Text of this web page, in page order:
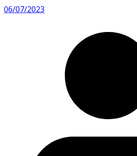
06/07/2023